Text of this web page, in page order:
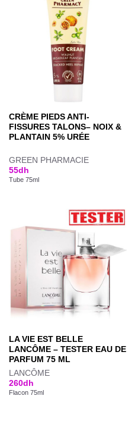
CRÈME PIEDS ANTI-
FISSURES TALONS– NOIX &
PLANTAIN 5% URÉE
GREEN PHARMACIE
55dh
Tube 75ml
LA VIE EST BELLE
LANCÔME – TESTER EAU DE
PARFUM 75 ML
LANCÔME
260dh
Flacon 75ml